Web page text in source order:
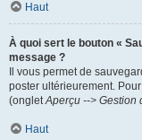
Haut
À quoi sert le bouton «
message ?
Il vous permet de
poster ultérieurement.
(ongletAperçu --> Gestion
Haut